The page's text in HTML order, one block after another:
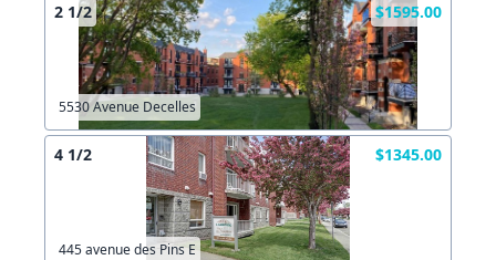
2 1/2 $1595.00
5530 Avenue Decelles
4 1/2 $1345.00
445 avenue des Pins E